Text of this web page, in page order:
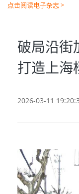
点击阅读电子杂志 >
破局沿街
打造上海
2026-03-11